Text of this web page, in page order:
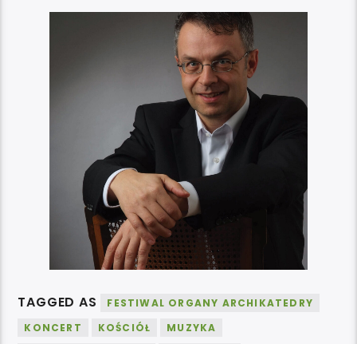
TAGGED AS
FESTIWAL ORGANY ARCHIKATEDRY
KONCERT
KOŚCIÓŁ
MUZYKA